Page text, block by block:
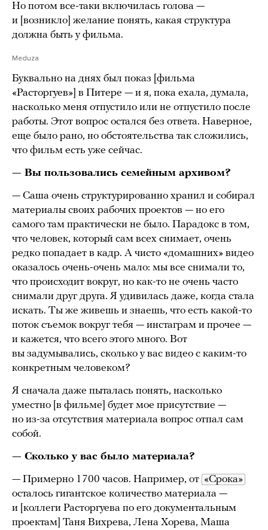
Но потом все-таки включилась голова —
и [возникло] желание понять, какая структура
должна быть у фильма.
Meduza
Буквально на днях был показ [фильма
«Расторгуев»] в Питере — и я, пока ехала, думала,
насколько меня отпустило или не отпустило после
работы. Этот вопрос остался без ответа. Наверное,
еще было рано, но обстоятельства так сложились,
что фильм есть уже сейчас.
— Вы пользовались семейным архивом?
— Саша очень структурированно хранил и собирал
материалы своих рабочих проектов — но его
самого там практически не было. Парадокс в том,
что человек, который сам всех снимает, очень
редко попадает в кадр. А чисто «домашних» видео
оказалось очень-очень мало: мы все снимали то,
что происходит вокруг, но как-то не очень часто
снимали друг друга. Я удивилась даже, когда стала
искать. Ты же живешь и знаешь, что есть какой-то
поток съемок вокруг тебя — инстаграм и прочее —
и кажется, что всего этого много. Вот
вы задумывались, сколько у вас видео с каким-то
конкретным человеком?
Я сначала даже пыталась понять, насколько
уместно [в фильме] будет мое присутствие —
но из-за отсутствия материала вопрос отпал сам
собой.
— Сколько у вас было материала?
— Примерно 1700 часов. Например, от «Срока»
осталось гигантское количество материала —
и [коллеги Расторгуева по его документальным
проектам] Таня Вихрева, Лена Хорева, Маша